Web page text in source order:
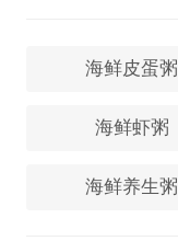
海鲜皮蛋粥
海鲜虾粥
海鲜养生粥